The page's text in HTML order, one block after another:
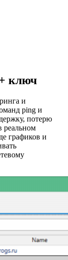
ключ
и
ping и
потерю
реальном
графиков и